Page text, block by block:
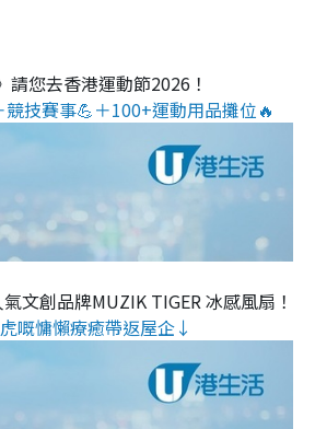
請您去香港運動節2026！
技賽事💪＋100+運動用品攤位🔥
文創品牌MUZIK TIGER 冰感風扇！
嘅慵懶療癒帶返屋企↓